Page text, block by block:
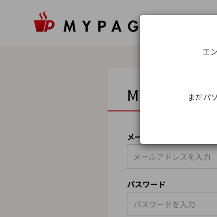
MYPAGEロ
メールアドレス（ユーザ
パスワード
エ
まだパ